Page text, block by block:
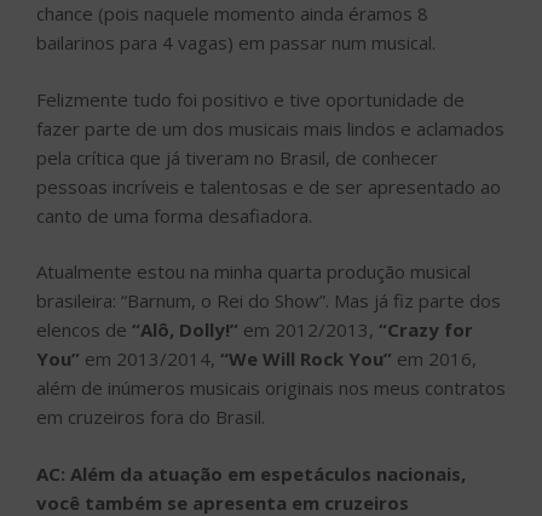
chance (pois naquele momento ainda éramos 8
bailarinos para 4 vagas) em passar num musical.
Felizmente tudo foi positivo e tive oportunidade de
fazer parte de um dos musicais mais lindos e aclamados
pela crítica que já tiveram no Brasil, de conhecer
pessoas incríveis e talentosas e de ser apresentado ao
canto de uma forma desafiadora.
Atualmente estou na minha quarta produção musical
brasileira: “Barnum, o Rei do Show”. Mas já fiz parte dos
elencos de “Alô, Dolly!” em 2012/2013, “Crazy for
You” em 2013/2014, “We Will Rock You” em 2016,
além de inúmeros musicais originais nos meus contratos
em cruzeiros fora do Brasil.
AC: Além da atuação em espetáculos nacionais,
você também se apresenta em cruzeiros